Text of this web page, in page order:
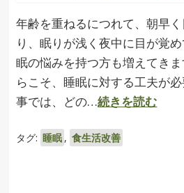
年齢を重ねるにつれて、朝早
り、眠りが浅く夜中に目が覚
眠の悩みを持つ方も増えてき
らこそ、睡眠に対する工夫が
事では、どの…続きを読む
タグ: 睡眠 , 食生活改善